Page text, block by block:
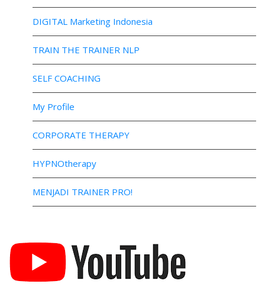
DIGITAL Marketing Indonesia
TRAIN THE TRAINER NLP
SELF COACHING
My Profile
CORPORATE THERAPY
HYPNOtherapy
MENJADI TRAINER PRO!